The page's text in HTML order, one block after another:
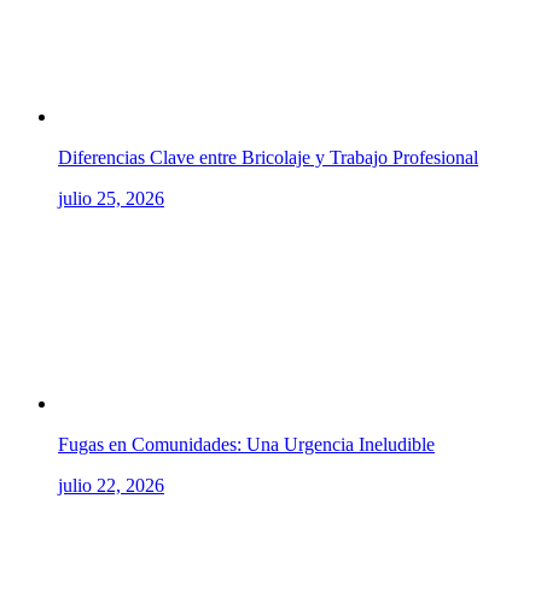
Diferencias Clave entre Bricolaje y Trabajo Profesional
julio 25, 2026
Fugas en Comunidades: Una Urgencia Ineludible
julio 22, 2026